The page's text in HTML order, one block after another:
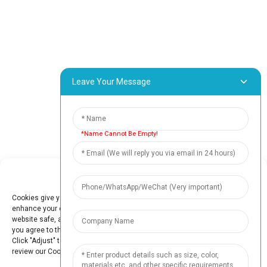
ब्लॉक बी-29, वानयांग क्राउड इनोवेशन पार्क, नंबर 1 शुआंगयांग रोड,
यांगकियाओ टाउन, बोलुओ जिला, हुइझोउ शहर, 516157, चीन
fannie@hzdlpack.com
+86 13410678885
अपना ईमेल पता दर्ज करें और हम आपको नवीनतम जानकारी और योजनाओं की जानकारी
भेजेंगे।
हमसे संपर्क करें
Leave Your Message
*Name Cannot Be Empty!
Manage Cookie Consent
Cookies give you a personalized experience. Cookie files help us to
enhance your experience using our website, simplify navigation, keep our
website safe, and assist in our marketing efforts. By clicking "Accept",
you agree to the storing of cookies on your device for these purposes.
Click "Adjust" to adjust your cookie preferences. For more information,
review our Cookies Policy.